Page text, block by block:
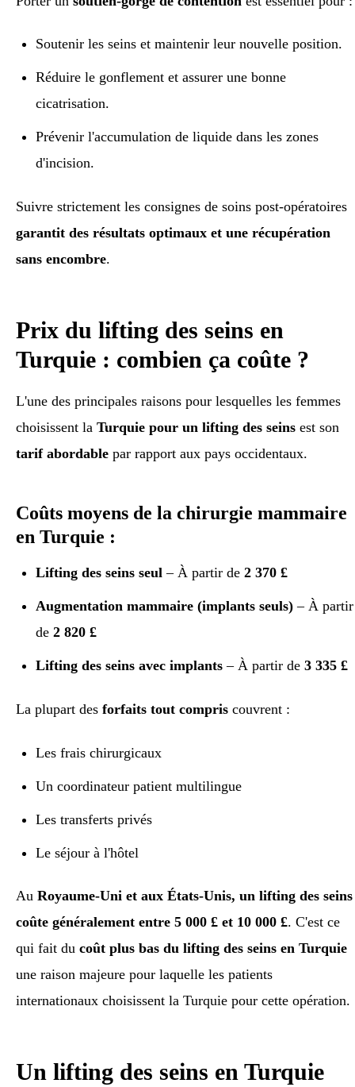
Soutenir les seins et maintenir leur nouvelle position.
Réduire le gonflement et assurer une bonne
cicatrisation.
Prévenir l'accumulation de liquide dans les zones
d'incision.
Suivre strictement les consignes de soins post-opératoires
garantit des résultats optimaux et une récupération
sans encombre.
Prix du lifting des seins en
Turquie : combien ça coûte ?
L'une des principales raisons pour lesquelles les femmes
choisissent la Turquie pour un lifting des seins est son
tarif abordable par rapport aux pays occidentaux.
Coûts moyens de la chirurgie mammaire
en Turquie :
Lifting des seins seul – À partir de2 370 £
Augmentation mammaire (implants seuls) – À partir
de2 820 £
Lifting des seins avec implants – À partir de3 335 £
La plupart des forfaits tout compris couvrent :
Les frais chirurgicaux
Un coordinateur patient multilingue
Les transferts privés
Le séjour à l'hôtel
Au Royaume-Uni et aux États-Unis, un lifting des seins
coûte généralement entre 5 000 £ et 10 000 £. C'est ce
qui fait du coût plus bas du lifting des seins en Turquie
une raison majeure pour laquelle les patients
internationaux choisissent la Turquie pour cette opération.
Un lifting des seins en Turquie